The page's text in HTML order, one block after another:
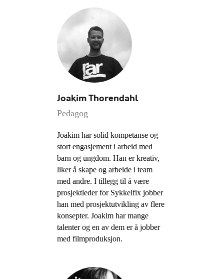
Joakim Thorendahl
Pedagog
Joakim har solid kompetanse og
stort engasjement i arbeid med
barn og ungdom. Han er kreativ,
liker å skape og arbeide i team
med andre. I tillegg til å være
prosjektleder for Sykkelfix jobber
han med prosjektutvikling av flere
konsepter. Joakim har mange
talenter og en av dem er å jobber
med filmproduksjon.